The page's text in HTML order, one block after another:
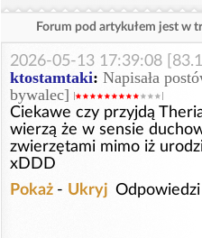
Forum pod artykułem jest w
2026-05-13 17:39:08
ktostamtaki: Napisała
bywalec]
Ciekawe czy przyjdą
wierzą że w sensie
zwierzętami mimo iż
xDDD
Pokaż - Ukryj Odpowiedzi